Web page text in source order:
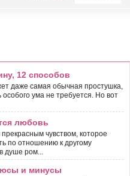
12 способов
даже самая обычная простушка,
особого ума не требуется. Но вот
любовь
чувством, которое
по отношению к другому
душе ром...
и минусы